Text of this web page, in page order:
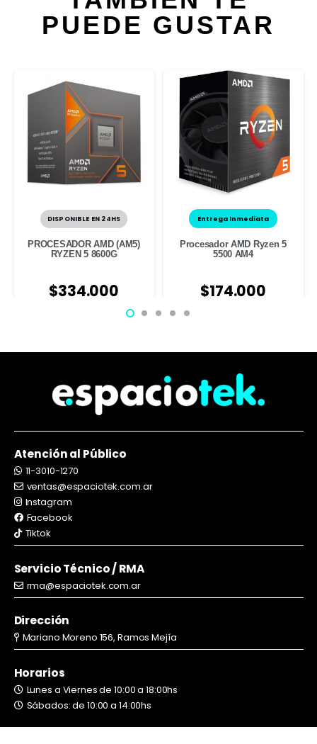
PUEDE GUSTAR
DISPONIBLE EN 24HS
PROCESADOR AMD (AM5)
RYZEN 5 8600G
$334.000
Entrega Inmediata
Procesador AMD Ryzen 5
5500 AM4
$174.000
Atención al Público
11-3010-1270
ventas@espaciotek.com.ar
Instagram
Facebook
Tiktok
Servicio Técnico / RMA
rma@espaciotek.com.ar
Dirección
Mariano Moreno 156, Ramos Mejía
Horarios
Lunes a Viernes de 10:00 a 18:00hs
Sábados: de 10:00 a 14:00hs